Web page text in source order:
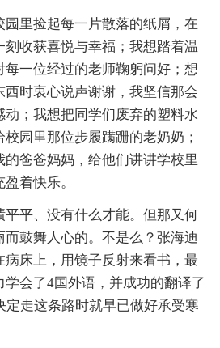
园里捡起每一片散落的纸屑，在
收获喜悦与幸福；我想踏着温
一位经过的老师鞠躬问好；想
时衷心说声谢谢，我坚信那会
；我想把同学们废弃的塑料水
园里那位步履蹒跚的老奶奶；
爸爸妈妈，给他们讲讲学校里
着快乐。
平平、没有什么才能。但那又何
鼓舞人心的。不是么？张海迪
床上，用镜子反射来看书，最
学会了4国外语，并成功的翻译了
定走这条路时就早已做好承受寒